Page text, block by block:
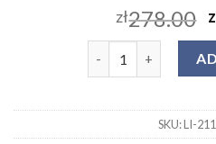
zł278.00
ps5 słuchawki
SKU:LI-